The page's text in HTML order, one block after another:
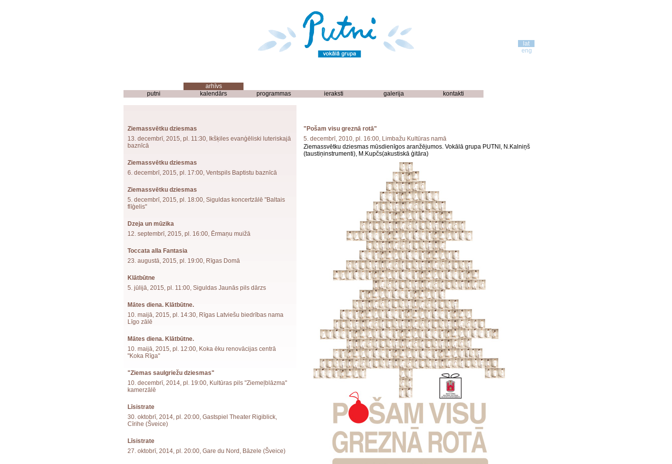
lat
eng
putni kalendārs programmas ieraksti galerija kontakti
Ziemassvētku dziesmas
13. decembrī, 2015, pl. 11:30, Ikšķiles evanģēliski luteriskajā
baznīcā
Ziemassvētku dziesmas
6. decembrī, 2015, pl. 17:00, Ventspils Baptistu baznīcā
Ziemassvētku dziesmas
5. decembrī, 2015, pl. 18:00, Siguldas koncertzālē "Baltais
flīģelis"
Dzeja un mūzika
12. septembrī, 2015, pl. 16:00, Ērmaņu muižā
Toccata alla Fantasia
23. augustā, 2015, pl. 19:00, Rīgas Domā
Klātbūtne
5. jūlijā, 2015, pl. 11:00, Siguldas Jaunās pils dārzs
Mātes diena. Klātbūtne.
10. maijā, 2015, pl. 14:30, Rīgas Latviešu biedrības nama
Līgo zālē
Mātes diena. Klātbūtne.
10. maijā, 2015, pl. 12:00, Koka ēku renovācijas centrā
"Koka Rīga"
"Ziemas saulgriežu dziesmas"
10. decembrī, 2014, pl. 19:00, Kultūras pils "Ziemeļblāzma"
kamerzālē
Līsistrate
30. oktobrī, 2014, pl. 20:00, Gastspiel Theater Rigiblick,
Cīrihe (Šveice)
Līsistrate
27. oktobrī, 2014, pl. 20:00, Gare du Nord, Bāzele (Šveice)
"Pošam visu greznā rotā"
5. decembrī, 2010, pl. 16:00, Limbažu Kultūras namā
Ziemassvētku dziesmas mūsdienīgos aranžējumos. Vokālā grupa PUTNI, N.Kalniņš
(taustiņinstrumenti), M.Kupčs(akustiskā ģitāra)